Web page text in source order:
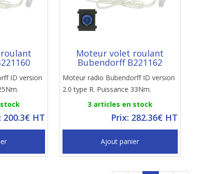
ID version
200.3€ HT
Moteur volet roulant
Bubendorff B221162
Moteur radio Bubendorff ID version
2.0 type R. Puissance 33Nm.
3 articles en stock
Prix: 282.36€ HT
Ajout panier